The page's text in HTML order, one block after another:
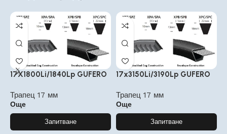
17X1800Li/1840Lp GUFERO
Трапец 17 мм
Още
Запитване
17x3150Li/3190Lp GUFERO
Трапец 17 мм
Още
Запитване